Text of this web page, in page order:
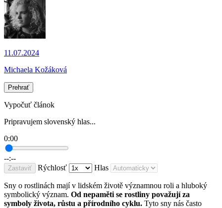
11.07.2024
Michaela Kožáková
Prehrať
Vypočuť článok
Pripravujem slovenský hlas...
0:00
--:--
Zastaviť Rýchlosť Hlas
Sny o rostlinách mají v lidském životě významnou roli a hluboký
symbolický význam. Od nepaměti se rostliny považují za
symboly života, růstu a přírodního cyklu. Tyto sny nás často